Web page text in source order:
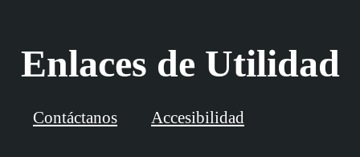
Enlaces de Utilidad
Contáctanos Accesibilidad